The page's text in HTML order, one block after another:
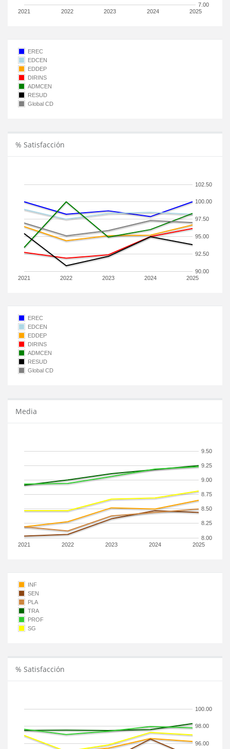
2021 2022 2023 2024 2025
7.00
EREC
EDCEN
EDDEP
DIRINS
ADMCEN
RESUD
Global CD
% Satisfacción
2021 2022 2023 2024 2025
90.00
92.50
95.00
97.50
100.00
102.50
EREC
EDCEN
EDDEP
DIRINS
ADMCEN
RESUD
Global CD
Media
2021 2022 2023 2024 2025
8.00
8.25
8.50
8.75
9.00
9.25
9.50
INF
SEN
PLA
TRA
PROF
SG
% Satisfacción
96.00
98.00
100.00